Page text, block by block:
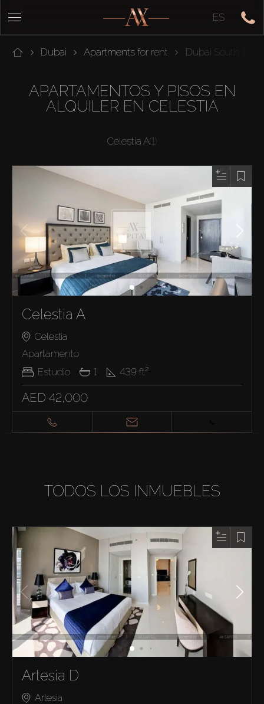
ES
Dubai Apartments for rent Dubai South
APARTAMENTOS Y PISOS EN
ALQUILER EN CELESTIA
Celestia A(1)
Celestia A
Celestia
Apartamento
Estudio
1 439 ft²
AED 42,000
TODOS LOS INMUEBLES
Artesia D
Artesia